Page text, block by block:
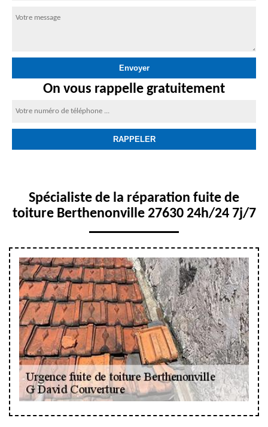
On vous rappelle gratuitement
Spécialiste de la réparation fuite de
toiture Berthenonville 27630 24h/24 7j/7